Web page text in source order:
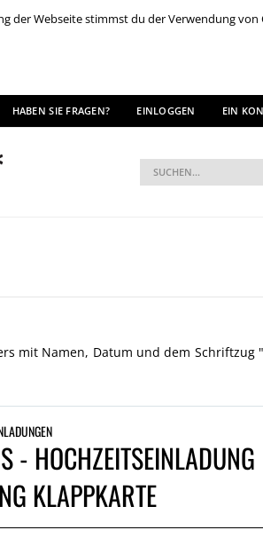
der Webseite stimmst du der Verwendung von
HABEN SIE FRAGEN? EINLOGGEN EIN
Suche
mit Namen, Datum und dem Schriftzug
- HOCHZEITSEINLADUNG
KLAPPKARTE